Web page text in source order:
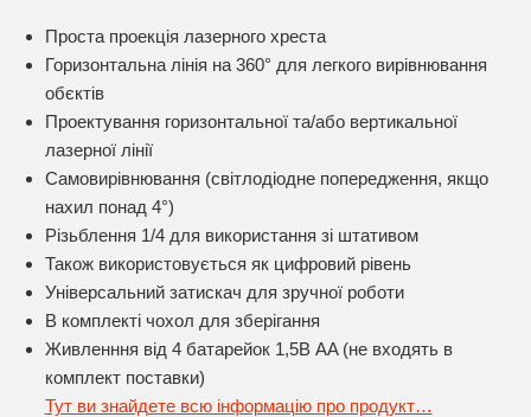
Проста проекція лазерного хреста
Горизонтальна лінія на 360° для легкого вирівнювання
обєктів
Проектування горизонтальної та/або вертикальної
лазерної лінії
Самовирівнювання (світлодіодне попередження, якщо
нахил понад 4°)
Різьблення 1/4 для використання зі штативом
Також використовується як цифровий рівень
Універсальний затискач для зручної роботи
В комплекті чохол для зберігання
Живленння від 4 батарейок 1,5В AA (не входять в
комплект поставки)
Тут ви знайдете всю інформацію про продукт…